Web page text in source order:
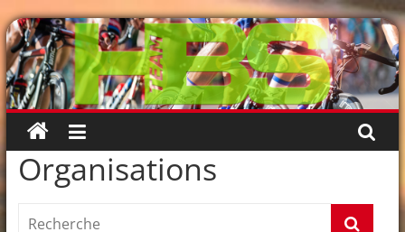
Passer
au
contenu
Organisations